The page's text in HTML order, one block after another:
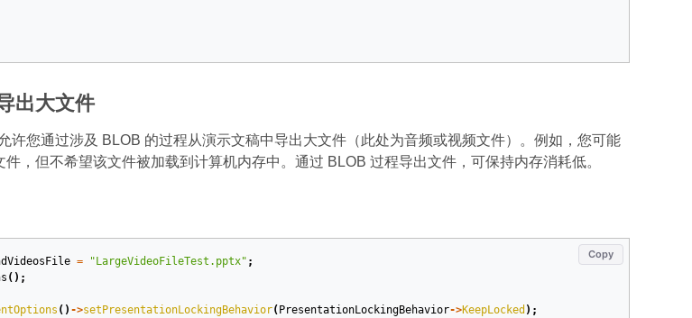
出大文件
许您通过涉及 BLOB 的过程从演示文稿中导出大文件（此处为音频或视频文件）。例如，您可能
，但不希望该文件被加载到计算机内存中。通过 BLOB 过程导出文件，可保持内存消耗低。
Copy
= "LargeVideoFileTest.pptx" ;
();
() ->setPresentationLockingBehavior( PresentationLockingBehavior->KeepLocked );